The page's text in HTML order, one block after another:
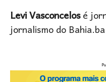
Levi Vasconcelosé
jornalismo do